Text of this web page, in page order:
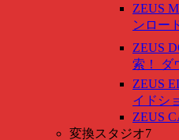
ZEUS
ンロー
ZEUS
索！ ダ
ZEUS
イドシ
ZEUS
変換スタジオ7